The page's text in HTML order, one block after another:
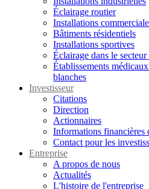
Éclairage routier
Installations
Bâtiments résidentiels
Installations sportives
Éclairage dans le secteur
Établissements
blanches
Investisseur
Citations
Direction
Actionnaires
Informations financières
Contact pour les
Entreprise
A propos de nous
Actualités
L'histoire de l'entreprise